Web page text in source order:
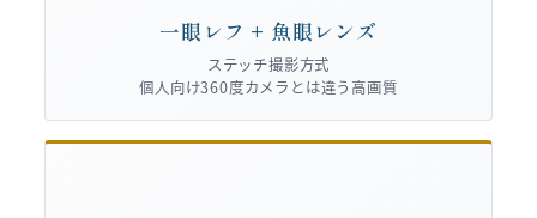
一眼レフ + 魚眼レンズ
ステッチ撮影方式
個人向け360度カメラとは違う高画質